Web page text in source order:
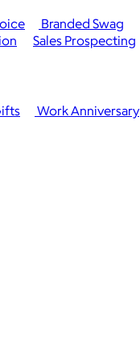
Branded Swag
Work Anniversary
Sales Prospecting